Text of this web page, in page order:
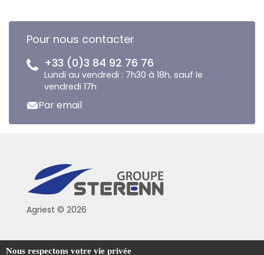
Pour nous contacter
+33 (0)3 84 92 76 76
Lundi au vendredi : 7h30 à 18h, sauf le
vendredi 17h
Par email
Agriest © 2026
Conditions générales de vente
Nous respectons votre vie privée